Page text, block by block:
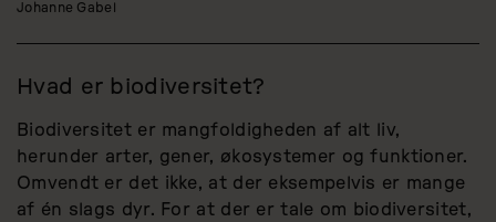
Johanne Gabel
Hvad er biodiversitet?
Biodiversitet er mangfoldigheden af alt liv,
herunder arter, gener, økosystemer og funktioner.
Omvendt er det ikke, at der eksempelvis er mange
af én slags dyr. For at der er tale om biodiversitet,